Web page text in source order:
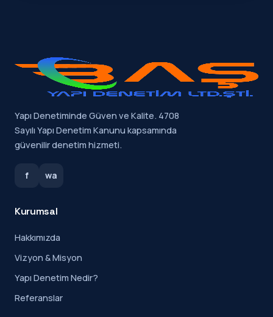
Yapı Denetiminde Güven ve Kalite. 4708
Sayılı Yapı Denetim Kanunu kapsamında
güvenilir denetim hizmeti.
f wa
Kurumsal
Hakkımızda
Vizyon & Misyon
Yapı Denetim Nedir?
Referanslar